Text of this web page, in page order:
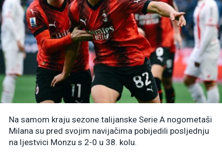
Na samom kraju sezone talijanske Serie A nogometaši
Milana su pred svojim navijačima pobijedili posljednju
na ljestvici Monzu s 2-0 u 38. kolu.